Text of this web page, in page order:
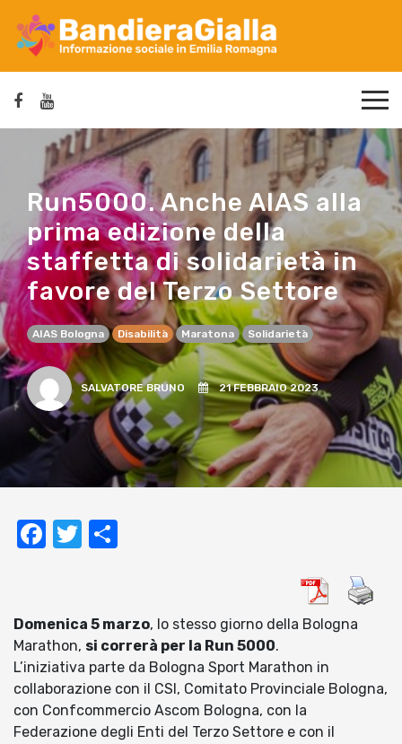
Run5000. Anche AIAS alla
prima edizione della
staffetta di solidarietà in
favore del Terzo Settore
AIAS Bologna Disabilità Maratona Solidarietà
SALVATORE BRUNO 21 FEBBRAIO 2023
Facebook
Twitter
Domenica 5 marzo, lo stesso giorno della Bologna
Marathon, si correrà per la Run 5000.
L’iniziativa parte da Bologna Sport Marathon in
collaborazione con il CSI, Comitato Provinciale Bologna,
con Confcommercio Ascom Bologna, con la
Federazione degli Enti del Terzo Settore e con il